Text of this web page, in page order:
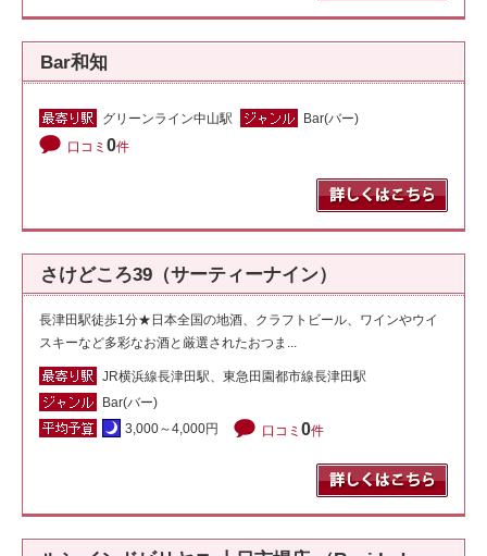
Bar和知
グリーンライン中山駅
Bar(バー)
口コミ 0件
さけどころ39（サーティーナイン）
長津田駅徒歩1分★日本全国の地酒、クラフトビール、ワインやウイ
スキーなど多彩なお酒と厳選されたおつま...
JR横浜線長津田駅、東急田園都市線長津田駅
Bar(バー)
3,000～4,000円
口コミ 0件